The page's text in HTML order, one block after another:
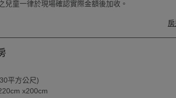
兒童一律於現場確認實際金額後加收。
平方公尺)
x200cm